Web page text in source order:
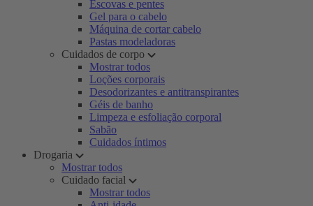
Escovas e pentes
Gel para o cabelo
Máquina de cortar cabelo
Pastas modeladoras
Cuidados de corpo
Mostrar todos
Loções corporais
Desodorizantes e antitranspirantes
Géis de banho
Limpeza e esfoliação corporal
Sabão
Cuidados íntimos
Drogaria
Mostrar todos
Cuidado facial
Mostrar todos